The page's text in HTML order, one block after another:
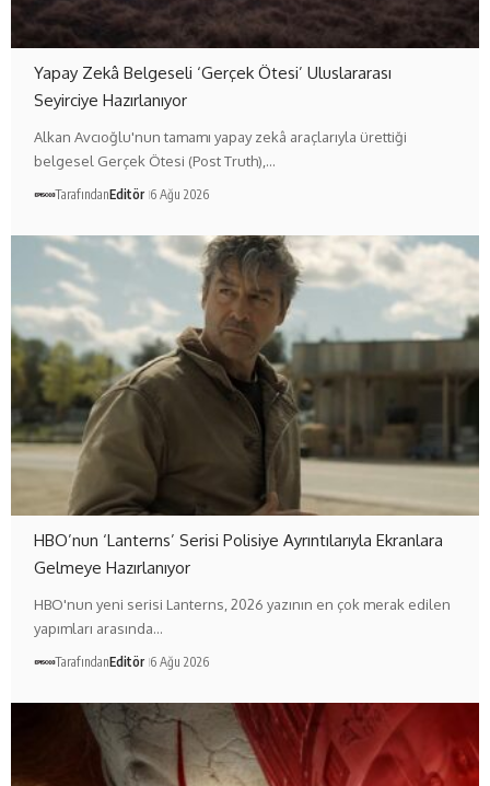
Yapay Zekâ Belgeseli ‘Gerçek Ötesi’ Uluslararası
Seyirciye Hazırlanıyor
Alkan Avcıoğlu'nun tamamı yapay zekâ araçlarıyla ürettiği
belgesel Gerçek Ötesi (Post Truth),…
TarafındanEditör 6 Ağu 2026
HBO’nun ‘Lanterns’ Serisi Polisiye Ayrıntılarıyla Ekranlara
Gelmeye Hazırlanıyor
HBO'nun yeni serisi Lanterns, 2026 yazının en çok merak edilen
yapımları arasında…
TarafındanEditör 6 Ağu 2026